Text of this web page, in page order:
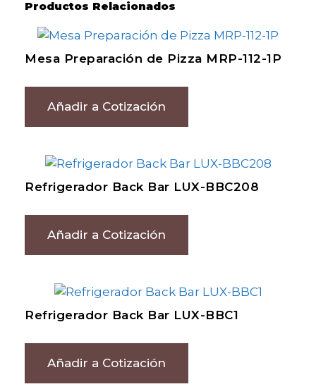
Productos Relacionados
Mesa Preparación de Pizza MRP-112-1P
Añadir a Cotización
Refrigerador Back Bar LUX-BBC208
Añadir a Cotización
Refrigerador Back Bar LUX-BBC1
Añadir a Cotización